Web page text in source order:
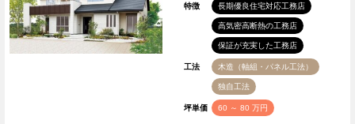
特徴 長期優良住宅対応工務店
高気密高断熱の工務店
保証が充実した工務店
工法 木造（軸組・パネル工法）
独自工法
坪単価 60 ～ 80 万円